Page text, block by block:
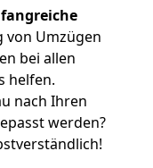
Umzügen
bei allen
helfen.
nach Ihren
werden?